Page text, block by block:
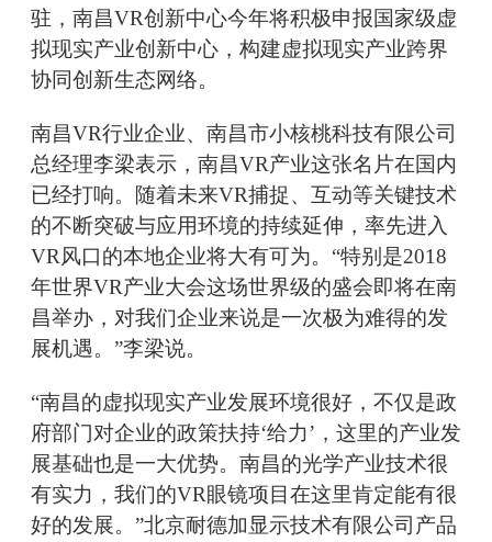
驻，南昌VR创新中心今年将积极申报国家级虚
拟现实产业创新中心，构建虚拟现实产业跨界
协同创新生态网络。
南昌VR行业企业、南昌市小核桃科技有限公司
总经理李梁表示，南昌VR产业这张名片在国内
已经打响。随着未来VR捕捉、互动等关键技术
的不断突破与应用环境的持续延伸，率先进入
VR风口的本地企业将大有可为。“特别是2018
年世界VR产业大会这场世界级的盛会即将在南
昌举办，对我们企业来说是一次极为难得的发
展机遇。”李梁说。
“南昌的虚拟现实产业发展环境很好，不仅是政
府部门对企业的政策扶持‘给力’，这里的产业发
展基础也是一大优势。南昌的光学产业技术很
有实力，我们的VR眼镜项目在这里肯定能有很
好的发展。”北京耐德加显示技术有限公司产品